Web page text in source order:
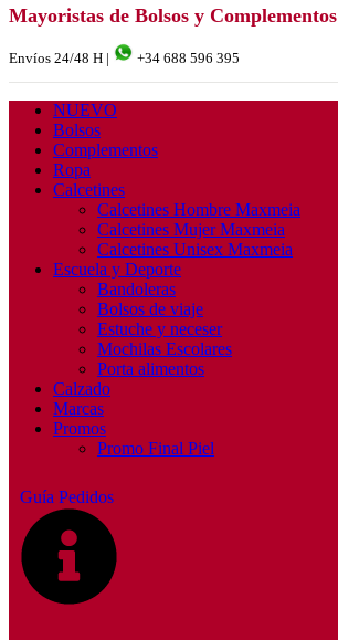
Mayoristas de Bolsos y Complementos
Envíos 24/48 H | +34 688 596 395
NUEVO
Bolsos
Complementos
Ropa
Calcetines
Calcetines Hombre Maxmeia
Calcetines Mujer Maxmeia
Calcetines Unisex Maxmeia
Escuela y Deporte
Bandoleras
Bolsos de viaje
Estuche y neceser
Mochilas Escolares
Porta alimentos
Calzado
Marcas
Promos
Promo Final Piel
Guía Pedidos